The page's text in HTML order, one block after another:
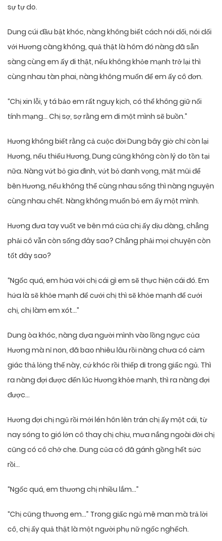
sự tự do.
Dung cúi đầu bật khóc, nàng không biết cách nói dối, nói dối
với Hương càng không, quả thật là hôm đó nàng đã sẵn
sàng cùng em ấy đi thật, nếu không khỏe mạnh trở lại thì
cùng nhau tàn phai, nàng không muốn để em ấy cô đơn.
“Chị xin lỗi, y tá bảo em rất nguy kịch, có thể không giữ nổi
tính mạng… Chị sợ, sợ rằng em đi một mình sẽ buồn.”
Hương không biết rằng cả cuộc đời Dung bây giờ chỉ còn lại
Hương, nếu thiếu Hương, Dung cũng không còn lý do tồn tại
nữa. Nàng vứt bỏ gia đình, vứt bỏ danh vọng, mặt mũi để
bên Hương, nếu không thể cùng nhau sống thì nàng nguyện
cùng nhau chết. Nàng không muốn bỏ em ấy một mình.
Hương đưa tay vuốt ve bên má của chị ấy dịu dàng, chẳng
phải cô vẫn còn sống đây sao? Chẳng phải mọi chuyện còn
tốt đây sao?
“Ngốc quá, em hứa với chị cái gì em sẽ thực hiện cái đó. Em
hứa là sẽ khỏe mạnh để cưới chị thì sẽ khỏe mạnh để cưới
chị, chị làm em xót…”
Dung òa khóc, nàng dựa người mình vào lồng ngực của
Hương mà nỉ non, đã bao nhiêu lâu rồi nàng chưa có cảm
giác thả lỏng thế này, cứ khóc rồi thiếp đi trong giấc ngủ. Thì
ra nàng đợi được đến lúc Hương khỏe mạnh, thì ra nàng đợi
được…
Hương đợi chị ngủ rồi mới lén hôn lên trán chị ấy một cái, từ
nay sóng to gió lớn cô thay chị chịu, mưa nắng ngoài đời chị
cũng có cô chở che. Dung của cô đã gánh gồng hết sức
rồi…
“Ngốc quá, em thương chị nhiều lắm…”
“Chị cũng thương em…” Trong giấc ngủ mê man mà trả lời
cô, chị ấy quả thật là một người phụ nữ ngốc nghếch.